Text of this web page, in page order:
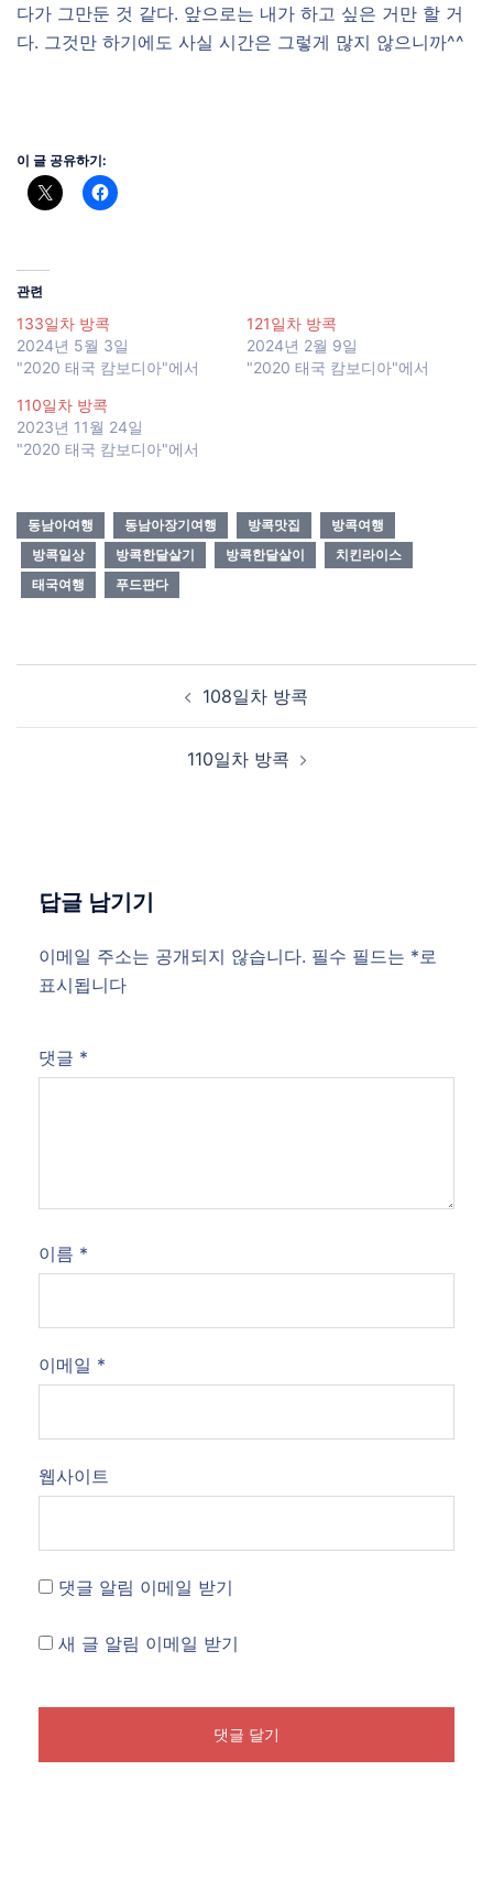
다가 그만둔 것 같다. 앞으로는 내가 하고 싶은 거만 할 거
다. 그것만 하기에도 사실 시간은 그렇게 많지 않으니까^^
이 글 공유하기:
관련
133일차 방콕
2024년 5월 3일
"2020 태국 캄보디아"에서
121일차 방콕
2024년 2월 9일
"2020 태국 캄보디아"에서
110일차 방콕
2023년 11월 24일
"2020 태국 캄보디아"에서
동남아여행 동남아장기여행 방콕맛집
방콕여행
방콕일상
방콕한달살기 방콕한달살이
치킨라이스
태국여행
푸드판다
108일차 방콕
110일차 방콕
답글 남기기
이메일 주소는 공개되지 않습니다. 필수 필드는 * 로
표시됩니다
댓글 *
이름 *
이메일 *
웹사이트
댓글 알림 이메일 받기
새 글 알림 이메일 받기